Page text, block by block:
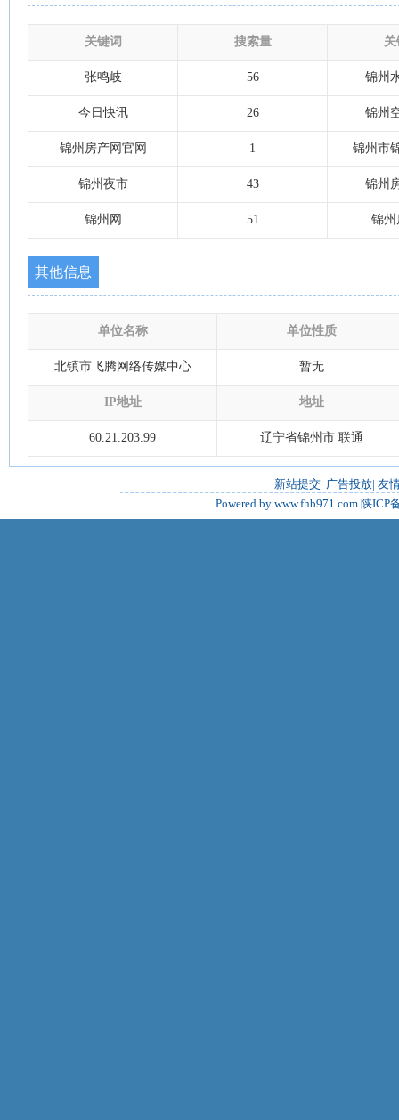
关键词 搜索量 关
张鸣岐 56 锦州
今日快讯 26 锦州
锦州房产网官网 1 锦州市
锦州夜市 43 锦州
锦州网 51 锦州
其他信息
单位名称 单位性质
北镇市飞腾网络传媒中心 暂无
IP地址 地址
60.21.203.99 辽宁省锦州市 联通
新站提交| 广告投放| 友
Powered by www.fhb971.com 陕ICP